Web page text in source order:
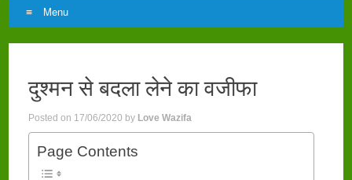
Menu
Skip
content
दुश्मन से बदला लेने का वजीफा
Posted on 17/06/2020 by Love Wazifa
Page Contents